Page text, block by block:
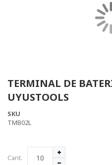
TERMINAL DE
UYUSTOOLS
SKU
TMB02L
Cant.